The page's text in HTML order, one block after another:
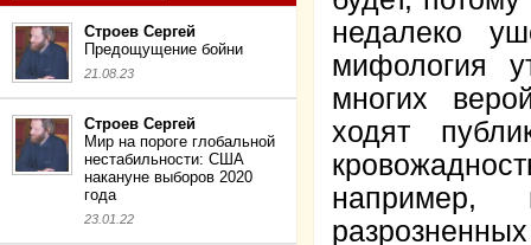
Строев Сергей
Предощущение бойни
21.08.23
Строев Сергей
Мир на пороге глобальной
нестабильности: США
накануне выборов 2020
года
23.01.22
недалеко
мифология
многих
ходят
например,